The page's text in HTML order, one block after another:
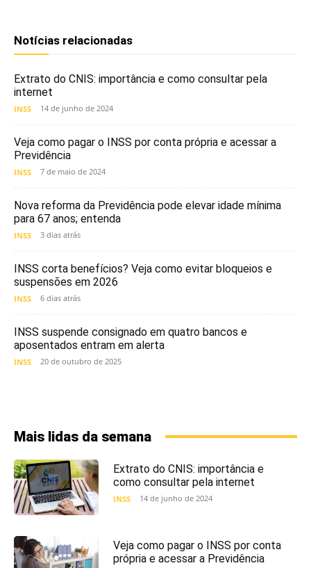
Notícias relacionadas
Extrato do CNIS: importância e como consultar pela
internet
INSS 14 de junho de 2024
Veja como pagar o INSS por conta própria e acessar a
Previdência
INSS 7 de maio de 2024
Nova reforma da Previdência pode elevar idade mínima
para 67 anos; entenda
INSS 3 dias atrás
INSS corta benefícios? Veja como evitar bloqueios e
suspensões em 2026
INSS 6 dias atrás
INSS suspende consignado em quatro bancos e
aposentados entram em alerta
INSS 20 de outubro de 2025
Mais lidas da semana
Extrato do CNIS: importância e
como consultar pela internet
INSS 14 de junho de 2024
Veja como pagar o INSS por conta
própria e acessar a Previdência